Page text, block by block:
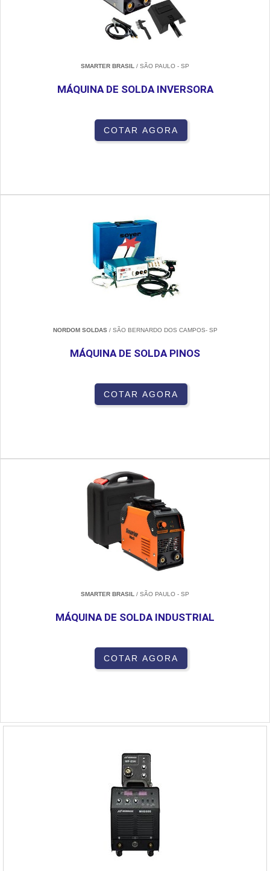
SMARTER BRASIL / SÃO PAULO - SP
MÁQUINA DE SOLDA INVERSORA
COTAR AGORA
NORDOM SOLDAS/ SÃO BERNARDO DOS CAMPOS- SP
MÁQUINA DE SOLDA PINOS
COTAR AGORA
SMARTER BRASIL / SÃO PAULO - SP
MÁQUINA DE SOLDA INDUSTRIAL
COTAR AGORA